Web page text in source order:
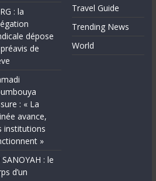
: la
dépose
de
: « La
avance,
institutions
»
SANOYAH : le
d’un
Travel Guide
Trending News
World